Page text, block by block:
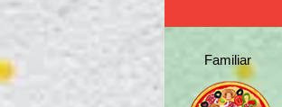
Familiar